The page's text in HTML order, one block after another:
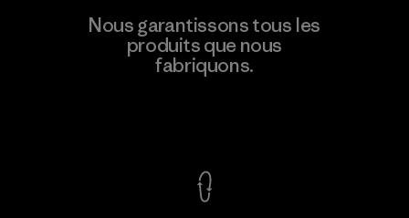
Nous garantissons tous les
produits que nous
fabriquons.